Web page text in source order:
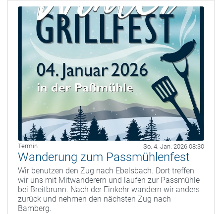
Termin So. 4. Jan. 2026 08:30
Wanderung zum Passmühlenfest
Wir benutzen den Zug nach Ebelsbach. Dort treffen
wir uns mit Mitwanderern und laufen zur Passmühle
bei Breitbrunn. Nach der Einkehr wandern wir anders
zurück und nehmen den nächsten Zug nach
Bamberg.